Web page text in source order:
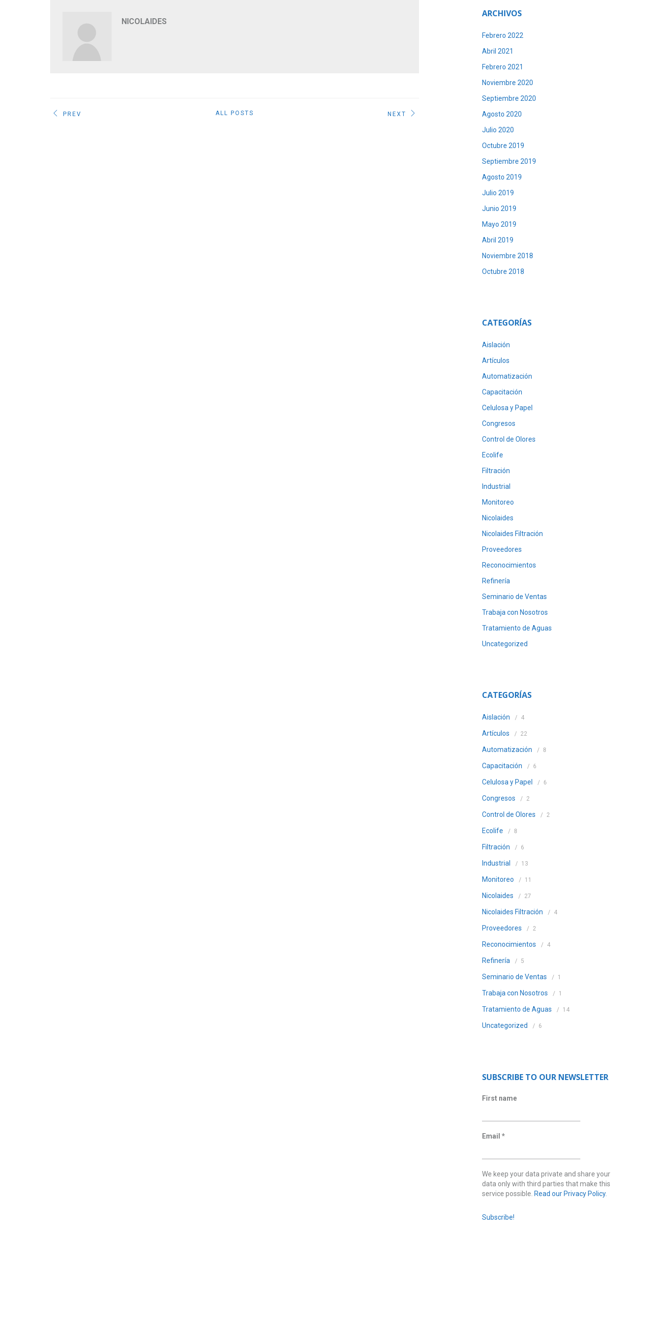
NICOLAIDES
PREV ALL POSTS NEXT
ARCHIVOS
Febrero 2022
Abril 2021
Febrero 2021
Noviembre 2020
Septiembre 2020
Agosto 2020
Julio 2020
Octubre 2019
Septiembre 2019
Agosto 2019
Julio 2019
Junio 2019
Mayo 2019
Abril 2019
Noviembre 2018
Octubre 2018
CATEGORÍAS
Aislación
Artículos
Automatización
Capacitación
Celulosa y Papel
Congresos
Control de Olores
Ecolife
Filtración
Industrial
Monitoreo
Nicolaides
Nicolaides Filtración
Proveedores
Reconocimientos
Refinería
Seminario de Ventas
Trabaja con Nosotros
Tratamiento de Aguas
Uncategorized
CATEGORÍAS
Aislación 4
Artículos 22
Automatización 8
Capacitación 6
Celulosa y Papel 6
Congresos 2
Control de Olores 2
Ecolife 8
Filtración 6
Industrial 13
Monitoreo 11
Nicolaides 27
Nicolaides Filtración 4
Proveedores 2
Reconocimientos 4
Refinería 5
Seminario de Ventas 1
Trabaja con Nosotros 1
Tratamiento de Aguas 14
Uncategorized 6
SUBSCRIBE TO OUR NEWSLETTER
First name
Email *
We keep your data private and share your
data only with third parties that make this
service possible. Read our Privacy Policy.